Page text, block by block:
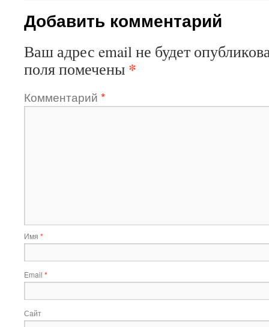
Добавить комментарий
Ваш адрес email не будет
поля помечены *
Комментарий *
Имя *
Email *
Сайт